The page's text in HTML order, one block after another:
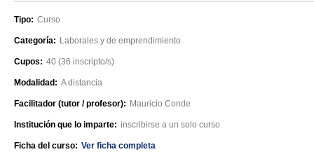
Tipo: Curso
Categoría: Laborales y de emprendimiento
Cupos: 40 (36 inscripto/s)
Modalidad: A distancia
Facilitador (tutor / profesor): Mauricio Conde
Institución que lo imparte: inscribirse a un solo curso
Ficha del curso: Ver ficha completa